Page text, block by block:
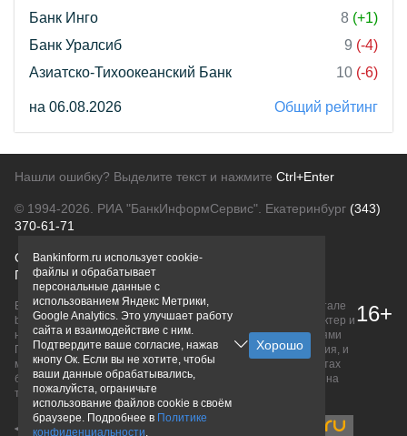
Банк Инго
8 (+1)
Банк Уралсиб
9 (-4)
Азиатско-Тихоокеанский Банк
10 (-6)
на 06.08.2026 Общий рейтинг
Нашли ошибку? Выделите текст и нажмите Ctrl+Enter
© 1994-2026. РИА "БанкИнформСервис". Екатеринбург (343)
370-61-71
О проектеПолитика конфиденциальности
Правовая информацияДля рекламодателей
Вся информация о продуктах банков, размещенная на портале
bankinform.ru, носит исключительно ознакомительный характер и
не является публичной офертой, определяемой положениями
ГК РФ. Информация не содержит точного и полного описания, и
может быть изменена. Конечные условия уточняйте на сайтах
банков или при личном обращении. Исключительное право на
товарные знаки принадлежит их правообладателям.
16+
Bankinform.ru использует cookie-
файлы и обрабатывает
персональные данные с
использованием Яндекс Метрики,
Google Analytics. Это улучшает работу
сайта и взаимодействие с ним.
Подтвердите ваше согласие, нажав
кнопу Ок. Если вы не хотите, чтобы
ваши данные обрабатывались,
пожалуйста, ограничьте
использование файлов cookie в своём
браузере. Подробнее в Политике
конфиденциальности.